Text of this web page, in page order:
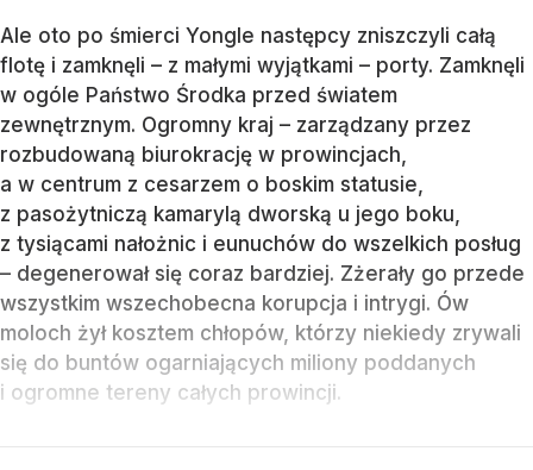
Ale oto po śmierci Yongle następcy zniszczyli całą
flotę i zamknęli – z małymi wyjątkami – porty. Zamknęli
w ogóle Państwo Środka przed światem
zewnętrznym. Ogromny kraj – zarządzany przez
rozbudowaną biurokrację w prowincjach,
a w centrum z cesarzem o boskim statusie,
z pasożytniczą kamarylą dworską u jego boku,
z tysiącami nałożnic i eunuchów do wszelkich posług
– degenerował się coraz bardziej. Zżerały go przede
wszystkim wszechobecna korupcja i intrygi. Ów
moloch żył kosztem chłopów, którzy niekiedy zrywali
się do buntów ogarniających miliony poddanych
i ogromne tereny całych prowincji.